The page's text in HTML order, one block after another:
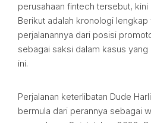
perusahaan fintech tersebut,
Berikut adalah kronologi
perjalanannya dari posisi
sebagai saksi dalam kasus
ini.
Perjalanan keterlibatan Dude
bermula dari perannya sebagai